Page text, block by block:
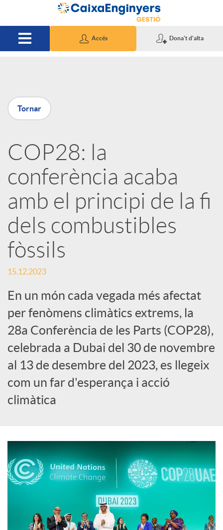
Salta al contingut principal
Accés Dona't d'alta
P
u
b
l
i
c
d
o
r
d
e
c
Tornar
COP28: la
conferència acaba
amb el principi de la fi
dels combustibles
fòssils
15.12.2023
En un món cada vegada més afectat
per fenòmens climàtics extrems, la
28a Conferència de les Parts (COP28),
celebrada a Dubai del 30 de novembre
al 13 de desembre del 2023, es llegeix
com un far d'esperança i acció
climàtica